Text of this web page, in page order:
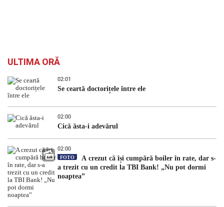
ULTIMA ORĂ
02:01
Se ceartă doctorițele între ele
02:00
Cică ăsta-i adevărul
02:00
FOTO
A crezut că își cumpără boiler în rate, dar s-
a trezit cu un credit la TBI Bank! „Nu pot dormi
noaptea”